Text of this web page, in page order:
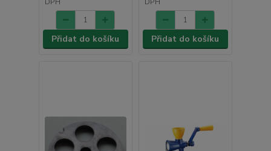
DPH
Přidat do košíku
DPH
Přidat do košíku